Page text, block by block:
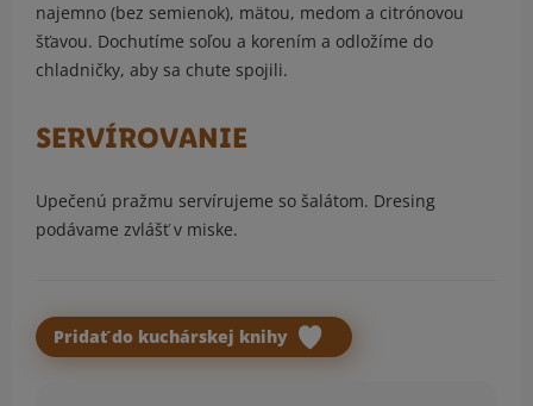
najemno (bez semienok), mätou, medom a citrónovou
šťavou. Dochutíme soľou a korením a odložíme do
chladničky, aby sa chute spojili.
SERVÍROVANIE
Upečenú pražmu servírujeme so šalátom. Dresing
podávame zvlášť v miske.
Pridať do kuchárskej knihy